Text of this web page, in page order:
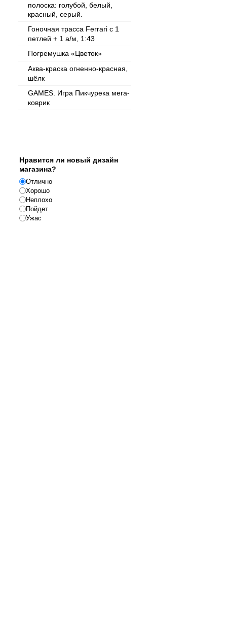
полоска: голубой, белый,
красный, серый.
Гоночная трасса Ferrari с 1
петлей + 1 а/м, 1:43
Погремушка «Цветок»
Аква-краска огненно-красная,
шёлк
GAMES. Игра Пикчурека мега-
коврик
Нравится ли новый дизайн
магазина?
Отлично
Хорошо
Неплохо
Пойдет
Ужас